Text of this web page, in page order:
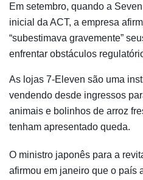
Em setembro, quando a
inicial da ACT, a empresa
“subestimava gravemente”
enfrentar obstáculos
As lojas 7-Eleven são uma
vendendo desde ingressos
animais e bolinhos de arroz
tenham apresentado queda.
O ministro japonês para a
afirmou em janeiro que o país